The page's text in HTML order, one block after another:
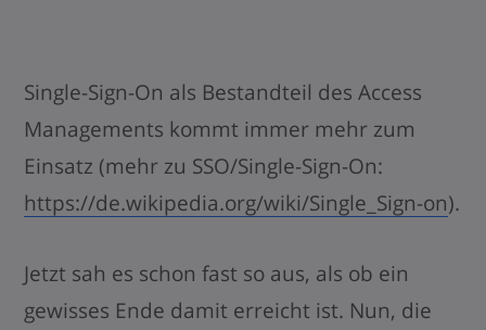
Single-Sign-On als Bestandteil des Access
Managements kommt immer mehr zum
Einsatz (mehr zu SSO/Single-Sign-On:
https://de.wikipedia.org/wiki/Single_Sign-on).
Jetzt sah es schon fast so aus, als ob ein
gewisses Ende damit erreicht ist. Nun, die